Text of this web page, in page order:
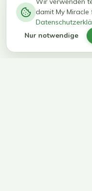
kg in 12
Wochen
erreichen
ihr Ziel
damit My Miracle
Nur notwendige